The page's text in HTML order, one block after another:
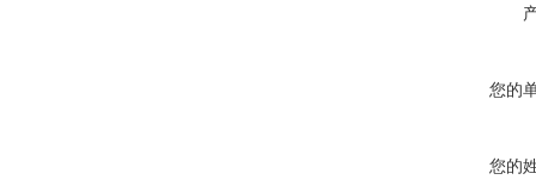
您的
您的